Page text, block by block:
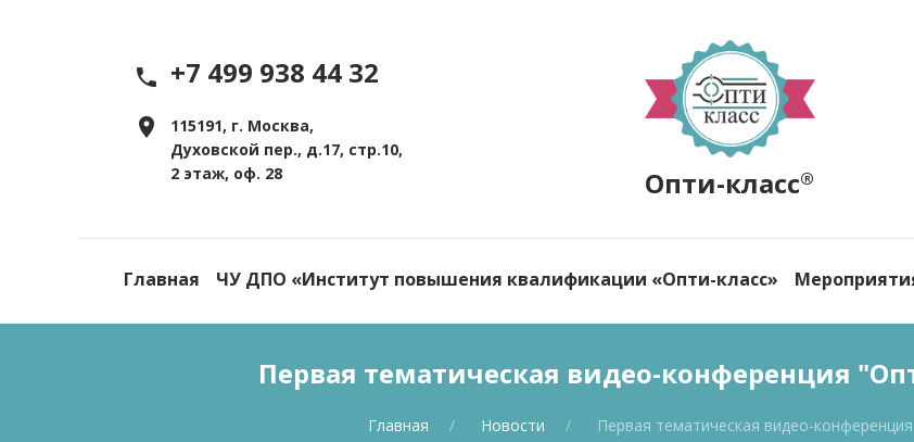
+7 499 938 44 32
115191, г. Москва,
Духовской пер., д.17, стр.10,
2 этаж, оф. 28
Опти-класс®
Главная ЧУ ДПО «Институт повышения квалификации «Опти-класс»
Первая тематическая видео-конференция
Главная Новости Первая тематическая видео-